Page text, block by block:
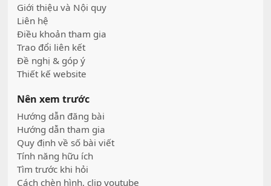
Giới thiệu và Nội quy
Liên hệ
Điều khoản tham gia
Trao đổi liên kết
Đề nghị & góp ý
Thiết kế website
Nên xem trước
Hướng dẫn đăng bài
Hướng dẫn tham gia
Quy định về số bài viết
Tính năng hữu ích
Tìm trước khi hỏi
Cách chèn hình, clip youtube